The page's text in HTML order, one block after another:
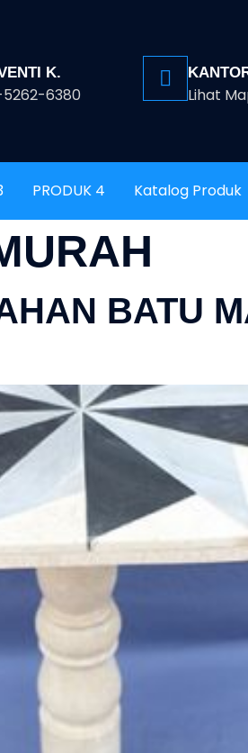
K.
6380 Lihat
PRODUK 4 Katalog Produk
BATU